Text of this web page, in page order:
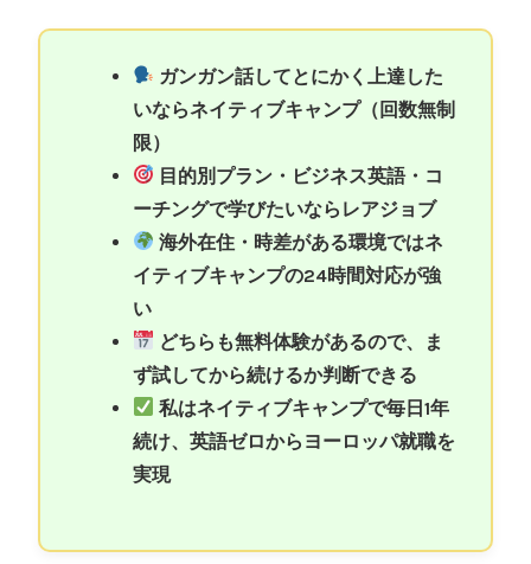
ガンガン話してとにかく上達した
いならネイティブキャンプ（回数無制
限）
目的別プラン・ビジネス英語・コ
ーチングで学びたいならレアジョブ
海外在住・時差がある環境ではネ
イティブキャンプの24時間対応が強
い
どちらも無料体験があるので、ま
ず試してから続けるか判断できる
私はネイティブキャンプで毎日1年
続け、英語ゼロからヨーロッパ就職を
実現